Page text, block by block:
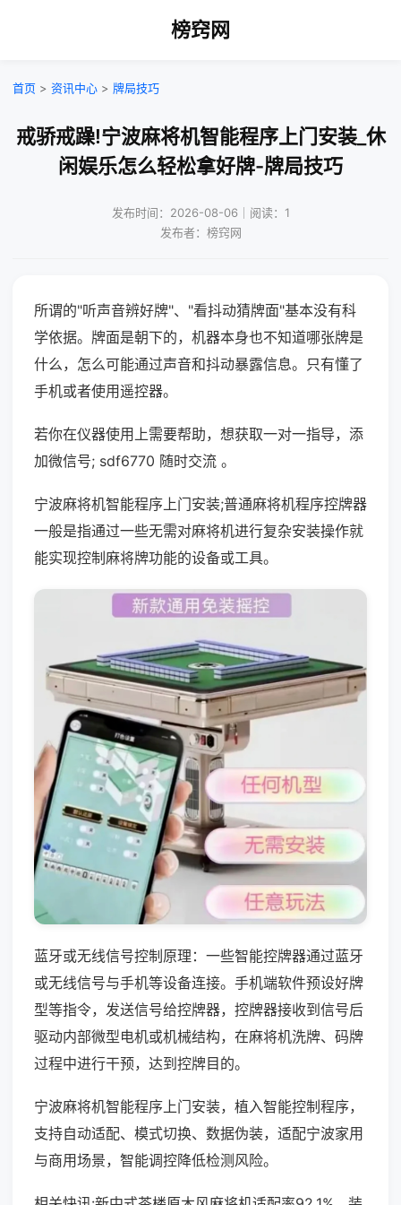
榜窍网
首页 > 资讯中心 > 牌局技巧
戒骄戒躁!宁波麻将机智能程序上门安装_休
闲娱乐怎么轻松拿好牌-牌局技巧
发布时间：2026-08-06｜阅读：1
发布者：榜窍网
所谓的"听声音辨好牌"、"看抖动猜牌面"基本没有科
学依据。牌面是朝下的，机器本身也不知道哪张牌是
什么，怎么可能通过声音和抖动暴露信息。只有懂了
手机或者使用遥控器。
若你在仪器使用上需要帮助，想获取一对一指导，添
加微信号; sdf6770 随时交流 。
宁波麻将机智能程序上门安装;普通麻将机程序控牌器
一般是指通过一些无需对麻将机进行复杂安装操作就
能实现控制麻将牌功能的设备或工具。
蓝牙或无线信号控制原理：一些智能控牌器通过蓝牙
或无线信号与手机等设备连接。手机端软件预设好牌
型等指令，发送信号给控牌器，控牌器接收到信号后
驱动内部微型电机或机械结构，在麻将机洗牌、码牌
过程中进行干预，达到控牌目的。
宁波麻将机智能程序上门安装，植入智能控制程序，
支持自动适配、模式切换、数据伪装，适配宁波家用
与商用场景，智能调控降低检测风险。